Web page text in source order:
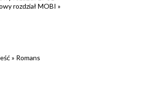
rozdział MOBI »
» Romans